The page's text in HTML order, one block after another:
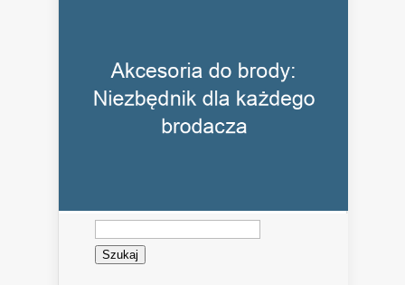
Szukaj: